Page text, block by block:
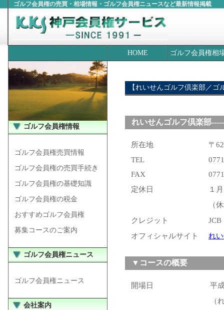
ゴルフ会員権の売買・相場情報・ゴルフ会員権ニュースなど最新情報掲載
ゴルフ会員権情報
ゴルフ会員権売買情報
ゴルフ会員権の売買手続き
ゴルフ会員権の基礎知識
ゴルフ会員権の税金
おすすめゴルフ会員権
募集コースのご案内
ゴルフ会員権ニュース
ゴルフ会員権ニュース
会社案内
HOME ゴルフ会員権相
【れいせんゴルフ倶楽部／
れいせんゴルフ倶楽部
所在地
〒
TEL
FAX
定休日
１
（
クレジット
オフィシャルサイト
れ
▼コースの概要
開場日
平
（